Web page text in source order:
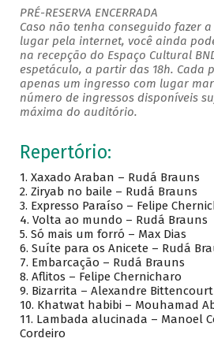
PRÉ-RESERVA ENCERRADA
Caso não tenha conseguido fazer
lugar pela internet, você ainda
na recepção do Espaço Cultural
espetáculo, a partir das 18h. Cada
apenas um ingresso com lugar
número de ingressos disponíveis
máxima do auditório.
Repertório:
1. Xaxado Araban – Rudá Brauns
2. Ziryab no baile – Rudá Brauns
3. Expresso Paraíso – Felipe
4. Volta ao mundo – Rudá Brauns
5. Só mais um forró – Max Dias
6. Suíte para os Anicete – Rudá
7. Embarcação – Rudá Brauns
8. Aflitos – Felipe Chernicharo
9. Bizarrita – Alexandre Bittencourt
10. Khatwat habibi – Mouhamad
11. Lambada alucinada – Manoel
Cordeiro